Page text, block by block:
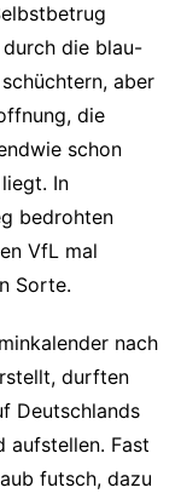
die blau-
aber
die
schon
In
bedrohten
VfL mal
Sorte.
nach
durften
Deutschlands
aufstellen. Fast
futsch, dazu